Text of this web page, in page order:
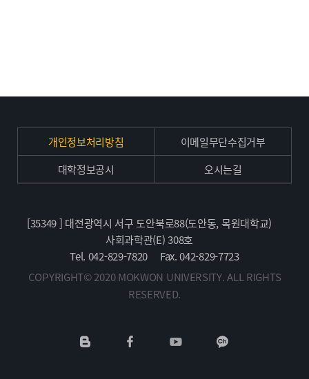
개인정보처리방침
이메일무단수집거부
대학정보공시
오시는길
[35349 ] 대전광역시 서구 도안북로88(도안동, 목원대학교)
사회과학관(E) 308호
Tel. 042-829-7820
Fax. 042-829-7723
COPYRIGHT© 2020 MOKWON UNIVERSITY. ALL RIGHTS
RESERVED.